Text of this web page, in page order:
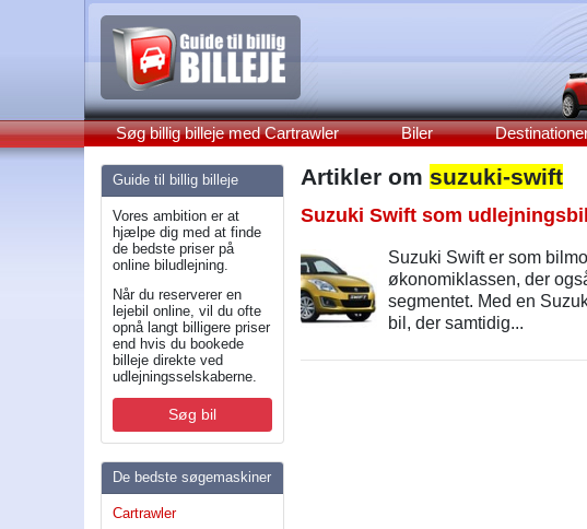
Søg billig billeje med Cartrawler Biler
Guide til billig billeje
Vores ambition er at
hjælpe dig med at finde
de bedste priser på
online biludlejning.
Når du reserverer en
lejebil online, vil du ofte
opnå langt billigere priser
end hvis du bookede
billeje direkte ved
udlejningsselskaberne.
Søg bil
De bedste søgemaskiner
Cartrawler
Artikler om suzuki-swift
Suzuki Swift som
Suzuki Swift er som
økonomiklassen, der
segmentet. Med en
bil, der samtidig...